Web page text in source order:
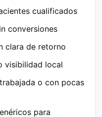
cualificados
conversiones
clara de retorno
visibilidad local
o con pocas
para